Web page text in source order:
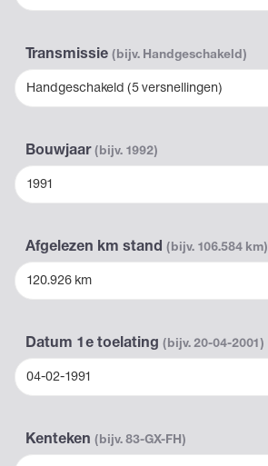
Transmissie (bijv. Handgeschakeld)
Handgeschakeld (5 versnellingen)
Bouwjaar (bijv. 1992)
1991
Afgelezen km stand (bijv. 106.584 km)
120.926 km
Datum 1e toelating (bijv. 20-04-2001)
04-02-1991
Kenteken (bijv. 83-GX-FH)